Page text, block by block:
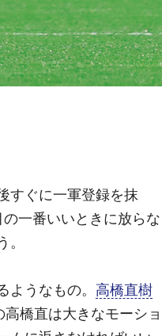
すぐに一軍登録を抹
一番いいときに放らな
。
うなもの。 高橋直樹
橋直は大きなモーショ